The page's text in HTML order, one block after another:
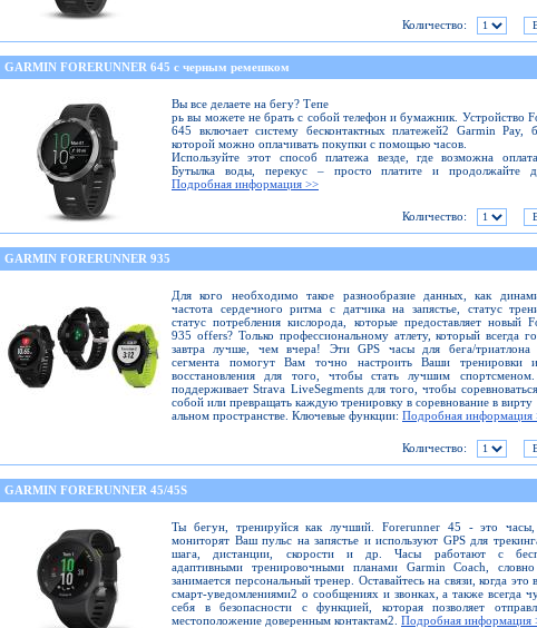
Количество:
GARMIN FORERUNNER 645 с черным ремешком
Вы все делаете на бегу? Тепе
рь вы можете не брать с собой телефон и бумажник. Устройство
645 включает систему бесконтактных платежей2 Garmin Pay,
которой можно оплачивать покупки с помощью часов.
Используйте этот способ платежа везде, где возможна
Бутылка воды, перекус – просто платите и продолжайте
Подробная информация >>
Количество:
GARMIN FORERUNNER 935
Для кого необходимо такое разнообразие данных, как
частота сердечного ритма с датчика на запястье, статус
статус потребления кислорода, которые предоставляет новый
935 offers? Только профессиональному атлету, который всегда
завтра лучше, чем вчера! Эти GPS часы для бега/триатлона
сегмента помогут Вам точно настроить Ваши тренировки
восстановления для того, чтобы стать лучшим
поддерживает Strava LiveSegments для того, чтобы
собой или превращать каждую тренировку в соревнование в вирту
альном пространстве. Ключевые функции: Подробная информация
Количество:
GARMIN FORERUNNER 45/45S
Ты бегун, тренируйся как лучший. Forerunner 45 - это часы,
мониторят Ваш пульс на запястье и используют GPS для
шага, дистанции, скорости и др. Часы работают с
адаптивными тренировочными планами Garmin Coach,
занимается персональный тренер. Оставайтесь на связи, когда это
смарт-уведомлениями2 о сообщениях и звонках, а также всегда
себя в безопасности с функцией, которая позволяет
местоположение доверенным контактам2. Подробная информация